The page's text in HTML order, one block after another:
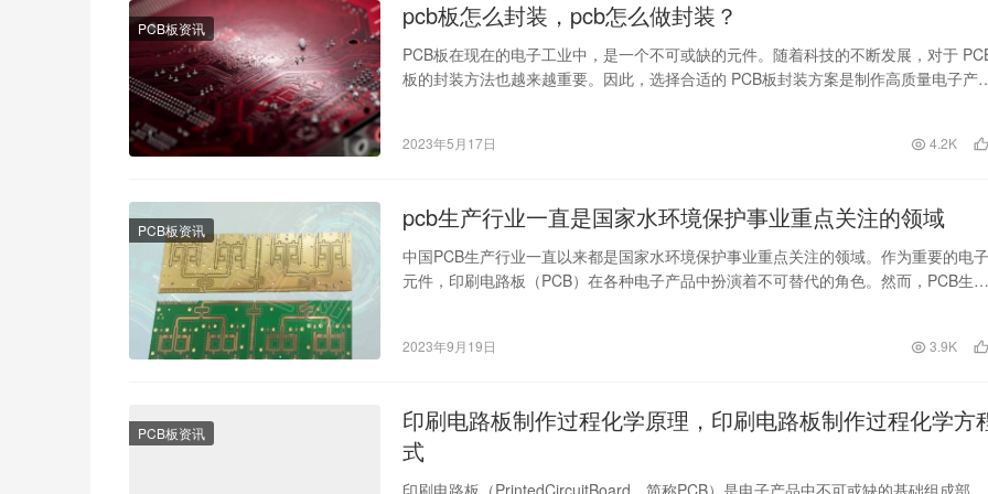
PCB板资讯 pcb板怎么封装，pcb怎么做封装？
PCB板在现在的电子工业中，是一个不可或缺的元件。随着科技的不断发展，对于
板的封装方法也越来越重要。因此，选择合适的 PCB板封装方案是制作高质量电子产
2023年5月17日 4.2K
PCB板资讯 pcb生产行业一直是国家水环境保护事业重点关注的领域
中国PCB生产行业一直以来都是国家水环境保护事业重点关注的领域。作为重要的电子
元件，印刷电路板（PCB）在各种电子产品中扮演着不可替代的角色。然而，PCB生产
2023年9月19日 3.9K
PCB板资讯
印刷电路板制作过程化学原理，印刷电路板制作过程化学方
式
印刷电路板（PrintedCircuitBoard，简称PCB）是电子产品中不可或缺的基础组成部